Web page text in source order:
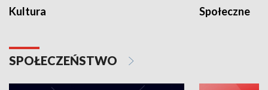
Kultura Społeczne
SPOŁECZEŃSTWO